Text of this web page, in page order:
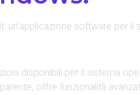
un’applicazione software per
disponibili per il sistema
offre funzionalità